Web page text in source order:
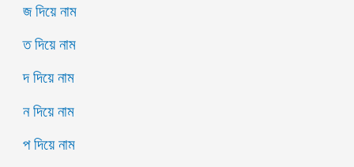
জ দিয়ে নাম
ত দিয়ে নাম
দ দিয়ে নাম
ন দিয়ে নাম
প দিয়ে নাম